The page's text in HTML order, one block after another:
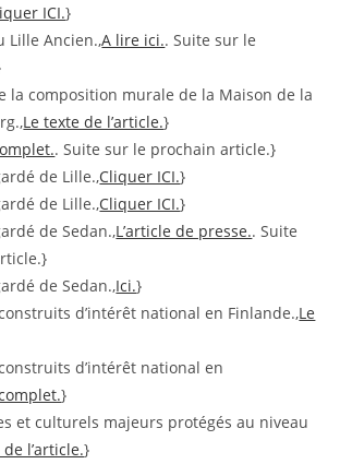
ICI.}
Lille Ancien.,A lire ici.. Suite sur le
la composition murale de la Maison de la
Le texte de l’article.}
. Suite sur le prochain article.}
de Lille.,Cliquer ICI.}
de Lille.,Cliquer ICI.}
de Sedan.,L’article de presse.. Suite
de Sedan.,Ici.}
d’intérêt national en Finlande.,Le
d’intérêt national en
}
et culturels majeurs protégés au niveau
l’article.}